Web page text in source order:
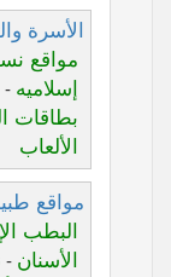
الأسرة
مواقع
إسلاميه -
بطاقات
الألعاب
مواقع
البطب
الأسنان -